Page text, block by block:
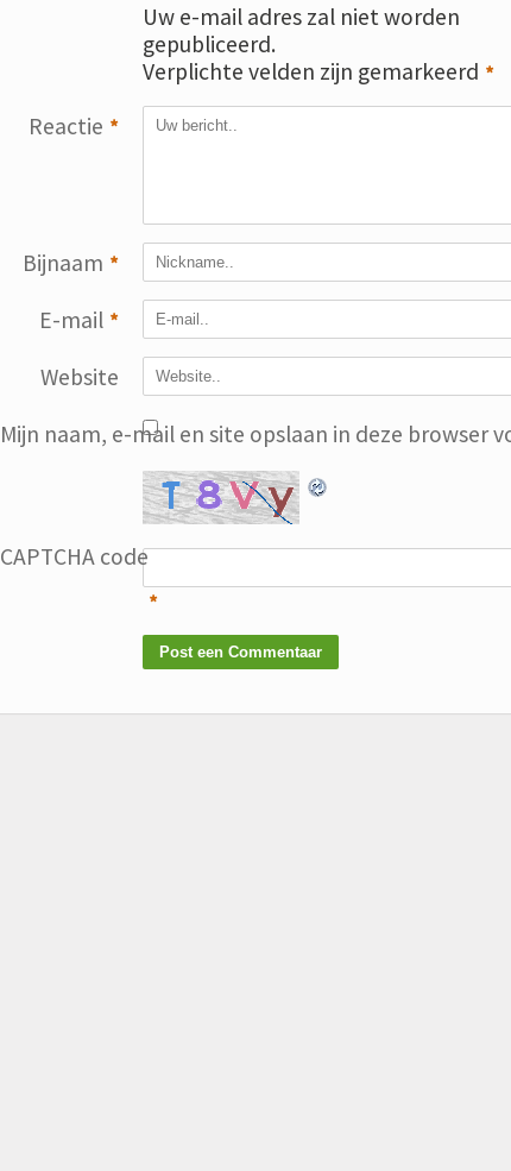
Uw e-mail adres zal niet worden
gepubliceerd.
Verplichte velden zijn gemarkeerd *
Reactie *
Bijnaam *
E-mail *
Website
Mijn naam, e-mail en site opslaan in deze browser
CAPTCHA code
*